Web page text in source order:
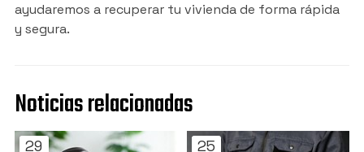
ayudaremos a recuperar tu vivienda de forma rápida
y segura.
Noticias relacionadas
29 25